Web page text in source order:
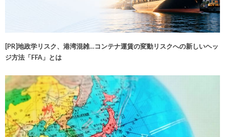
[PR]地政学リスク、港湾混雑…コンテナ運賃の変動リスクへの新しいヘッ
ジ方法「FFA」とは